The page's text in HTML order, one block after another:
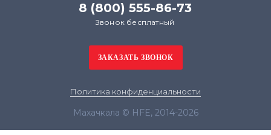
8 (800) 555-86-73
Звонок бесплатный
Политика конфиденциальности
Махачкала © HFE, 2014-2026